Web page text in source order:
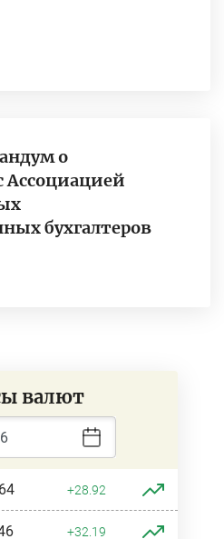
о
Ассоциацией
бухгалтеров
валют
+28.92
+32.19